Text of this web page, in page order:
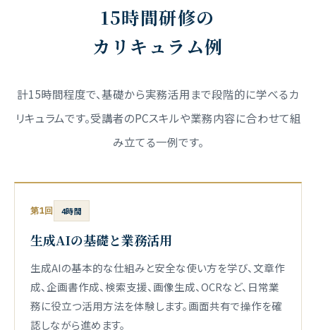
15時間研修の
カリキュラム例
計15時間程度で、基礎から実務活用まで段階的に学べるカ
リキュラムです。受講者のPCスキルや業務内容に合わせて組
み立てる一例です。
第1回 4時間
生成AIの基礎と業務活用
生成AIの基本的な仕組みと安全な使い方を学び、文章作
成、企画書作成、検索支援、画像生成、OCRなど、日常業
務に役立つ活用方法を体験します。画面共有で操作を確
認しながら進めます。